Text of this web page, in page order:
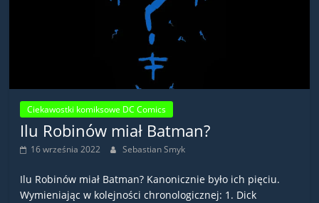
Ciekawostki komiksowe DC Comics
Ilu Robinów miał Batman?
16 września 2022 Sebastian Smyk
Ilu Robinów miał Batman? Kanonicznie było ich pięciu.
Wymieniając w kolejności chronologicznej: 1. Dick